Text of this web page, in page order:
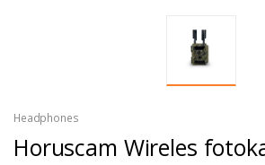
Headphones
Horuscam Wireles